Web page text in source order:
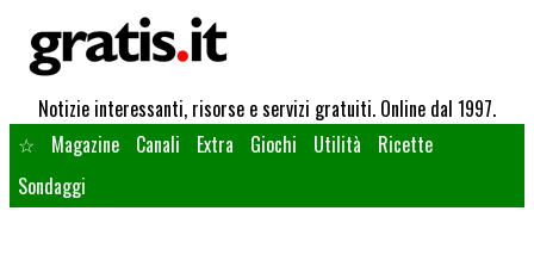
Notizie interessanti, risorse e servizi gratuiti. Online dal 1997.
☆
Magazine Canali Extra Giochi Utilità
Ricette
Sondaggi